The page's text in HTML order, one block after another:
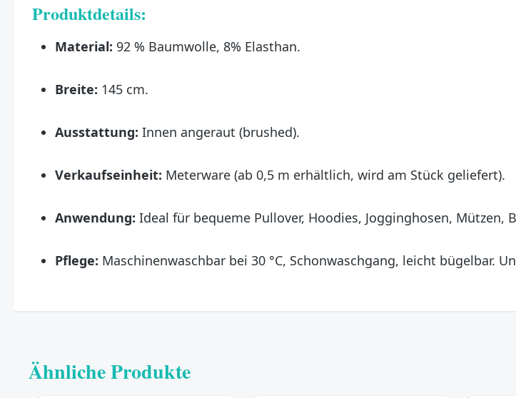
Produktdetails:
Material: 92 % Baumwolle, 8% Elasthan.
Breite: 145 cm.
Ausstattung: Innen angeraut (brushed).
Verkaufseinheit: Meterware (ab 0,5 m erhältlich, wird am Stück geliefert).
Anwendung: Ideal für bequeme Pullover, Hoodies, Jogginghosen,
Pflege: Maschinenwaschbar bei 30 °C, Schonwaschgang, leicht bügelbar.
Ähnliche Produkte